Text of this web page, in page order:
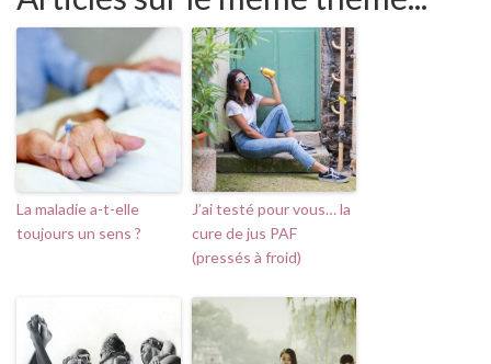
La maladie a-t-elle
toujours un sens ?
J’ai testé pour vous… la
cure de jus PAF
(pressés à froid)